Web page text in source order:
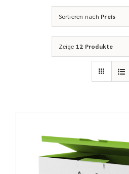
Sortieren nach Preis
Zeige 12 Produkte